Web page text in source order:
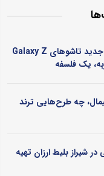
پشت صحنه مهندسی نسل جدید تاشوهای Galaxy Z
یک فلسفه
چه طرح‌هایی ترند
شیراز بلیط ارزان تهیه